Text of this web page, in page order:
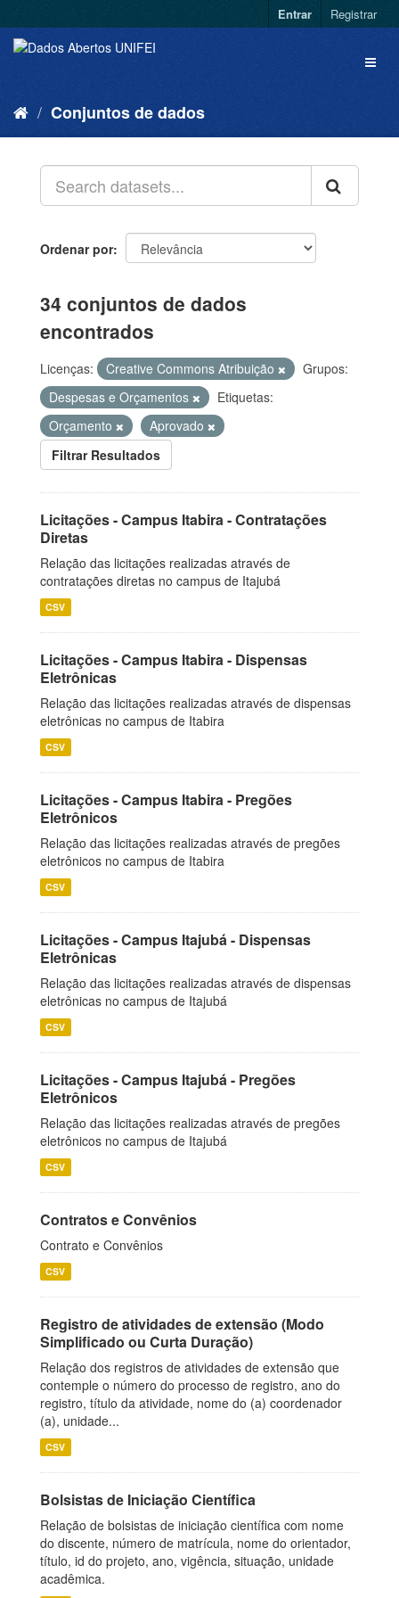
Entrar Registrar
Conjuntos de dados
Ordenar por
34 conjuntos de dados
encontrados
Licenças: Creative Commons Atribuição
Grupos:
Despesas e Orçamentos
Etiquetas:
Orçamento
Aprovado
Filtrar Resultados
Licitações - Campus Itabira - Contratações
Diretas
Relação das licitações realizadas através de
contratações diretas no campus de Itajubá
CSV
Licitações - Campus Itabira - Dispensas
Eletrônicas
Relação das licitações realizadas através de dispensas
eletrônicas no campus de Itabira
CSV
Licitações - Campus Itabira - Pregões
Eletrônicos
Relação das licitações realizadas através de pregões
eletrônicos no campus de Itabira
CSV
Licitações - Campus Itajubá - Dispensas
Eletrônicas
Relação das licitações realizadas através de dispensas
eletrônicas no campus de Itajubá
CSV
Licitações - Campus Itajubá - Pregões
Eletrônicos
Relação das licitações realizadas através de pregões
eletrônicos no campus de Itajubá
CSV
Contratos e Convênios
Contrato e Convênios
CSV
Registro de atividades de extensão (Modo
Simplificado ou Curta Duração)
Relação dos registros de atividades de extensão que
contemple o número do processo de registro, ano do
registro, título da atividade, nome do (a) coordenador
(a), unidade...
CSV
Bolsistas de Iniciação Científica
Relação de bolsistas de iniciação científica com nome
do discente, número de matrícula, nome do orientador,
título, id do projeto, ano, vigência, situação, unidade
acadêmica.